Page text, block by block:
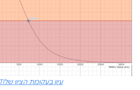
עיון בעקומת הציון שלTTI